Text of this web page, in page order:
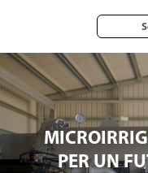
PER UN